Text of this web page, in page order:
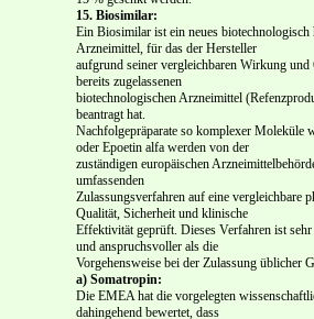
15. Biosimilar:
Ein Biosimilar ist ein neues biotechnologisch
Arzneimittel, für das der Hersteller
aufgrund seiner vergleichbaren Wirkung und
bereits zugelassenen
biotechnologischen Arzneimittel
beantragt hat.
Nachfolgepräparate so komplexer Moleküle
oder Epoetin alfa werden von der
zuständigen europäischen
umfassenden
Zulassungsverfahren auf eine vergleichbare
Qualität, Sicherheit und klinische
Effektivität geprüft. Dieses Verfahren ist
und anspruchsvoller als die
Vorgehensweise bei der Zulassung üblicher
a) Somatropin:
Die EMEA hat die vorgelegten
dahingehend bewertet, dass